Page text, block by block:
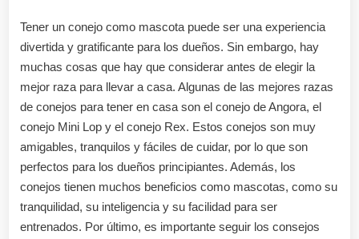
Tener un conejo como mascota puede ser una experiencia
divertida y gratificante para los dueños. Sin embargo, hay
muchas cosas que hay que considerar antes de elegir la
mejor raza para llevar a casa. Algunas de las mejores razas
de conejos para tener en casa son el conejo de Angora, el
conejo Mini Lop y el conejo Rex. Estos conejos son muy
amigables, tranquilos y fáciles de cuidar, por lo que son
perfectos para los dueños principiantes. Además, los
conejos tienen muchos beneficios como mascotas, como su
tranquilidad, su inteligencia y su facilidad para ser
entrenados. Por último, es importante seguir los consejos